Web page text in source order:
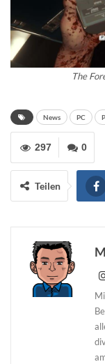
The
News PC
0
297
Teilen